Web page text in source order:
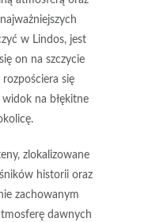
w Lindos, jest
on na szczycie
się
na błękitne
zlokalizowane
historii oraz
zachowanym
dawnych